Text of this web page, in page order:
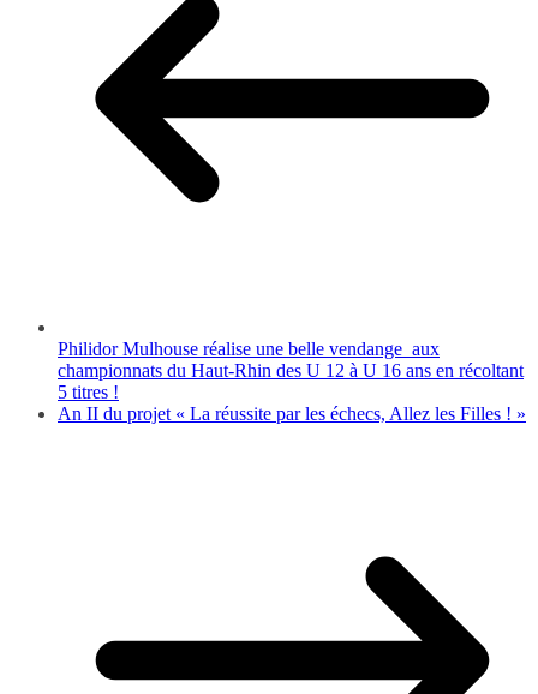
Philidor Mulhouse réalise une belle vendange aux
championnats du Haut-Rhin des U 12 à U 16 ans en récoltant
5 titres !
An II du projet « La réussite par les échecs, Allez les Filles ! »